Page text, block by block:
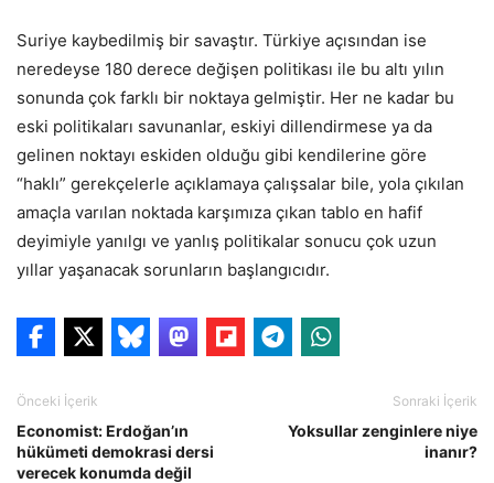
Suriye kaybedilmiş bir savaştır. Türkiye açısından ise
neredeyse 180 derece değişen politikası ile bu altı yılın
sonunda çok farklı bir noktaya gelmiştir. Her ne kadar bu
eski politikaları savunanlar, eskiyi dillendirmese ya da
gelinen noktayı eskiden olduğu gibi kendilerine göre
“haklı” gerekçelerle açıklamaya çalışsalar bile, yola çıkılan
amaçla varılan noktada karşımıza çıkan tablo en hafif
deyimiyle yanılgı ve yanlış politikalar sonucu çok uzun
yıllar yaşanacak sorunların başlangıcıdır.
Önceki İçerik
Economist: Erdoğan’ın
hükümeti demokrasi dersi
verecek konumda değil
Sonraki İçerik
Yoksullar zenginlere niye
inanır?